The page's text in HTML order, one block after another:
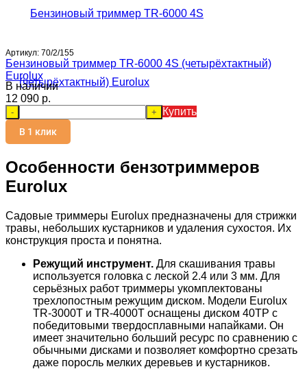
Артикул: 70/2/155
Бензиновый триммер TR-6000 4S (четырёхтактный)
Eurolux
В наличии
12 090 p.
- + Купить
В 1 клик
Особенности бензотриммеров
Eurolux
Садовые триммеры Eurolux предназначены для стрижки
травы, небольших кустарников и удаления сухостоя. Их
конструкция проста и понятна.
Режущий инструмент. Для скашивания травы
используется головка с леской 2.4 или 3 мм. Для
серьёзных работ триммеры укомплектованы
трехлопостным режущим диском. Модели Eurolux
TR-3000T и TR-4000T оснащены диском 40ТР с
победитовыми твердосплавными напайками. Он
имеет значительно больший ресурс по сравнению с
обычными дисками и позволяет комфортно срезать
даже поросль мелких деревьев и кустарников.